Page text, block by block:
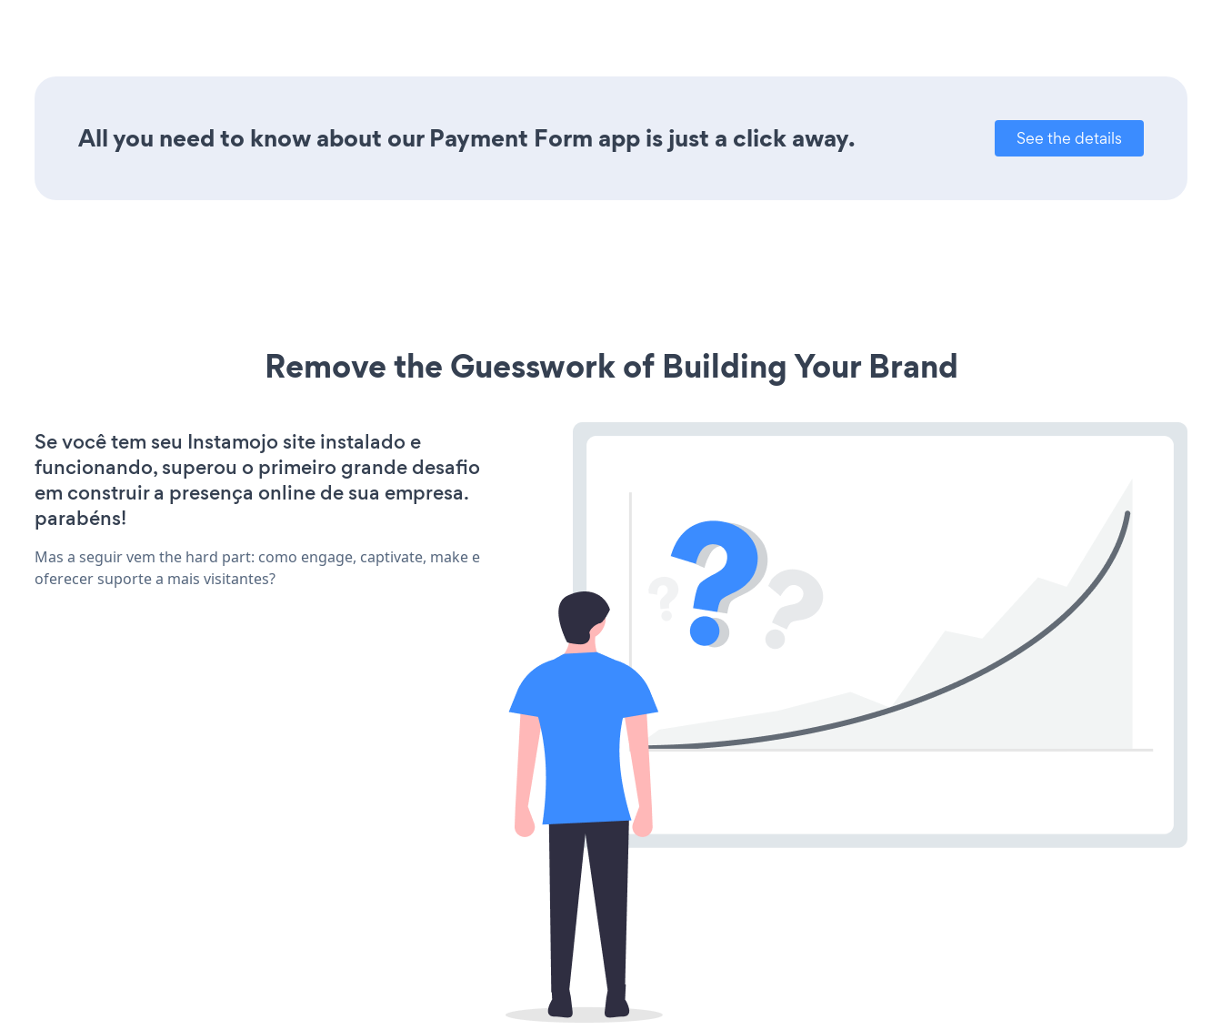
All you need to know about our Payment Form app is just a click away. See the details
Remove the Guesswork of Building Your Brand
Se você tem seu Instamojo site instalado e
funcionando, superou o primeiro grande desafio
em construir a presença online de sua empresa.
parabéns!
Mas a seguir vem the hard part: como engage, captivate, make e
oferecer suporte a mais visitantes?